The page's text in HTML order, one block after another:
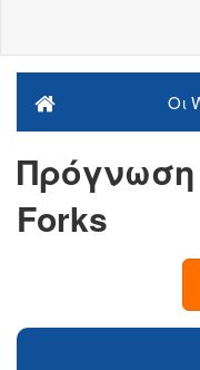
Οι
Πρόγνωση
Forks